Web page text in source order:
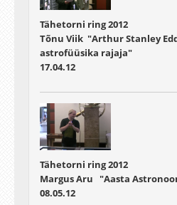
Tähetorni ring 2012
Tõnu Viik "Arthur Stanley
astrofüüsika rajaja"
17.04.12
Tähetorni ring 2012
Margus Aru "Aasta
08.05.12